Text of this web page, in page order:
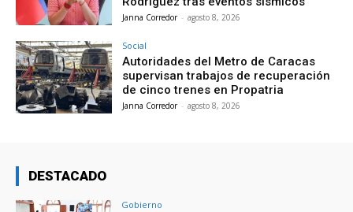
Janna Corredor - agosto 8, 2026
Social
Autoridades del Metro de Caracas
supervisan trabajos de recuperación
de cinco trenes en Propatria
Janna Corredor - agosto 8, 2026
DESTACADO
Gobierno